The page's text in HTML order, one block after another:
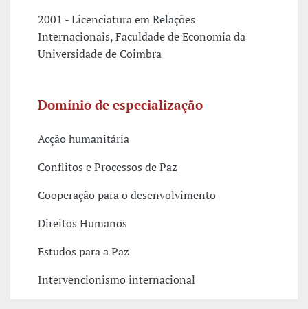
2001 - Licenciatura em Relações
Internacionais, Faculdade de Economia da
Universidade de Coimbra
Domínio de especialização
Acção humanitária
Conflitos e Processos de Paz
Cooperação para o desenvolvimento
Direitos Humanos
Estudos para a Paz
Intervencionismo internacional